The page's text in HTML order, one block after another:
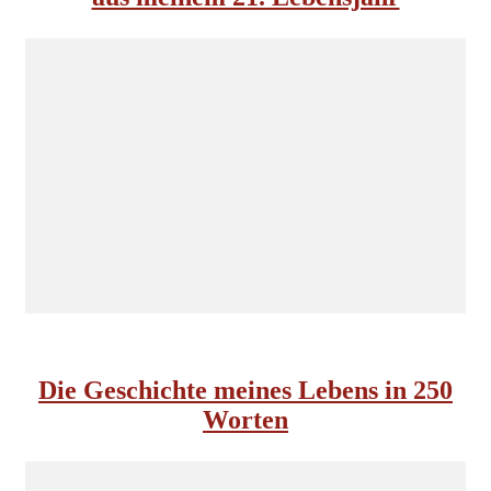
Die Geschichte meines Lebens in 250
Worten